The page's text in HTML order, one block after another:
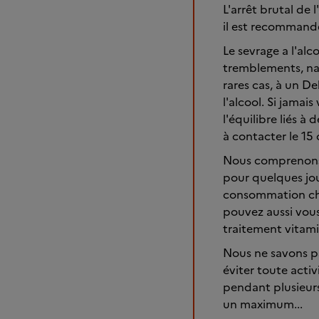
L'arrêt brutal de
il est
Le sevrage a
tremblements,
rares cas, à un
l'alcool. Si
l'équilibre liés à
à contacter le
Nous
pour quelques
consommation
pouvez aussi
traitement
Nous ne savons
éviter toute
pendant
un maximum...